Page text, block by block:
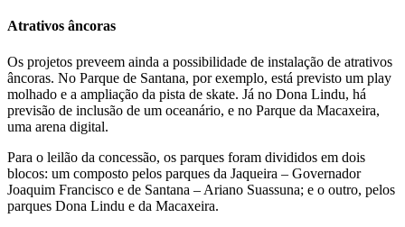
Atrativos âncoras
Os projetos preveem ainda a possibilidade de instalação de atrativos
âncoras. No Parque de Santana, por exemplo, está previsto um play
molhado e a ampliação da pista de skate. Já no Dona Lindu, há
previsão de inclusão de um oceanário, e no Parque da Macaxeira,
uma arena digital.
Para o leilão da concessão, os parques foram divididos em dois
blocos: um composto pelos parques da Jaqueira – Governador
Joaquim Francisco e de Santana – Ariano Suassuna; e o outro, pelos
parques Dona Lindu e da Macaxeira.